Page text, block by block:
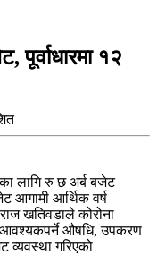
पूर्वाधारमा १२
लागि रु छ अर्ब बजेट
आगामी आर्थिक वर्ष
खतिवडाले कोरोना
आवश्यकपर्ने औषधि, उपकरण
व्यवस्था गरिएको